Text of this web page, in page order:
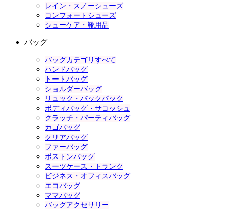
レイン・スノーシューズ
コンフォートシューズ
シューケア・靴用品
バッグ
バッグカテゴリすべて
ハンドバッグ
トートバッグ
ショルダーバッグ
リュック・バックパック
ボディバッグ・サコッシュ
クラッチ・パーティバッグ
カゴバッグ
クリアバッグ
ファーバッグ
ボストンバッグ
スーツケース・トランク
ビジネス・オフィスバッグ
エコバッグ
ママバッグ
バッグアクセサリー